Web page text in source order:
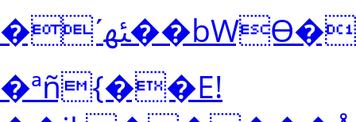
�ʹﳠ��bWѲ�+X�D{=�<�!
�ªñ{��E!